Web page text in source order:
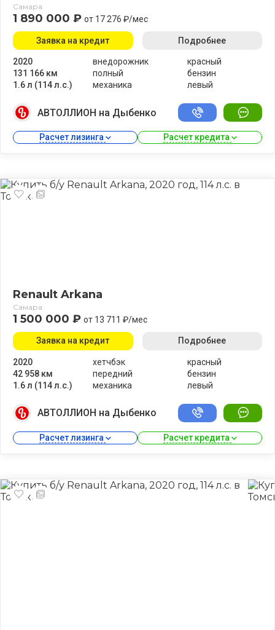
Самара
1 890 000 ₽ от 17 276 ₽/мес
2020
131 166 км
1.6 л (114 л.с.)
внедорожник
полный
механика
красный
бензин
левый
Заявка на кредит Подробнее
АВТОЛЛИОН на Дыбенко
Расчет лизинга Расчет кредита
Renault Arkana
Самара
1 500 000 ₽ от 13 711 ₽/мес
2020
42 958 км
1.6 л (114 л.с.)
хетчбэк
передний
механика
красный
бензин
левый
Заявка на кредит Подробнее
АВТОЛЛИОН на Дыбенко
Расчет лизинга Расчет кредита